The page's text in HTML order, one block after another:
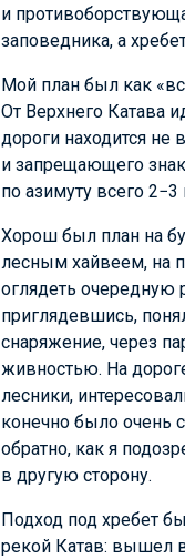
и
заповедника, а
Мой план был как
От Верхнего Катава
дороги находится
и запрещающего
по азимуту всего 2−3
Хорош был план на
лесным хайвеем, на
оглядеть очередную
приглядевшись,
снаряжение, через
живностью. На
лесники,
конечно было очень
обратно, как я
в другую сторону.
Подход под хребет
рекой Катав: вышел в